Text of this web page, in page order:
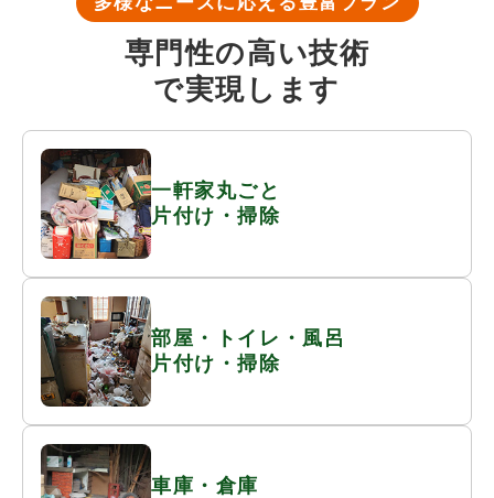
専門性の高い技術
で実現します
一軒家丸ごと
片付け・掃除
部屋・トイレ・風呂
片付け・掃除
車庫・倉庫